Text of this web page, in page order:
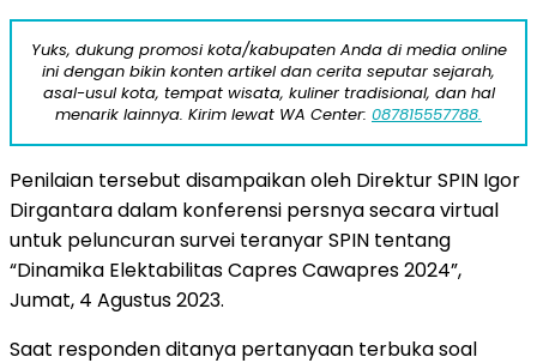
Yuks, dukung promosi kota/kabupaten Anda di media online
ini dengan bikin konten artikel dan cerita seputar sejarah,
asal-usul kota, tempat wisata, kuliner tradisional, dan hal
menarik lainnya. Kirim lewat WA Center: 087815557788.
Penilaian tersebut disampaikan oleh Direktur SPIN Igor
Dirgantara dalam konferensi persnya secara virtual
untuk peluncuran survei teranyar SPIN tentang
“Dinamika Elektabilitas Capres Cawapres 2024”,
Jumat, 4 Agustus 2023.
Saat responden ditanya pertanyaan terbuka soal